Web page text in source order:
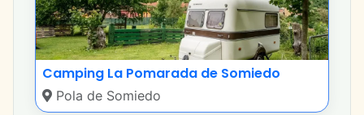
Camping La Pomarada de Somiedo
Pola de Somiedo